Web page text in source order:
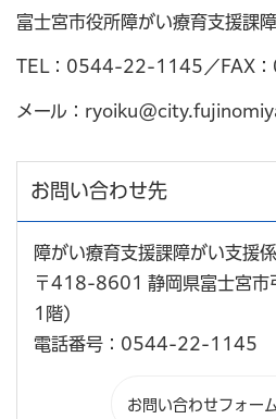
富士宮市役所障がい療育支援課
TEL：0544-22-1145／FAX
メール：
お問い合わせ先
障がい療育支援課障がい支援係
〒418-8601 静岡県富士宮市
1階)
電話番号：0544-22-1145